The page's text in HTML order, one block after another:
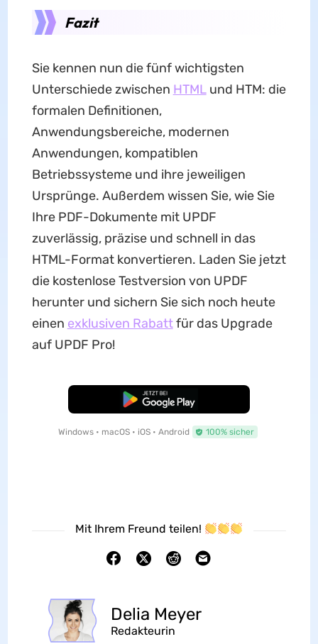
Fazit
Sie kennen nun die fünf wichtigsten
Unterschiede zwischen HTMLund HTM: die
formalen Definitionen,
Anwendungsbereiche, modernen
Anwendungen, kompatiblen
Betriebssysteme und ihre jeweiligen
Ursprünge. Außerdem wissen Sie, wie Sie
Ihre PDF-Dokumente mit UPDF
zuverlässig, präzise und schnell in das
HTML-Format konvertieren. Laden Sie jetzt
die kostenlose Testversion von UPDF
herunter und sichern Sie sich noch heute
einen exklusiven Rabattfür das Upgrade
auf UPDF Pro!
Kostenloser Download
Windows • macOS • iOS • Android 100% sicher
Mit Ihrem Freund teilen!
Delia Meyer
Redakteurin